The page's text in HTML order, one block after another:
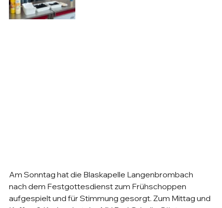
Am Sonntag hat die Blaskapelle Langenbrombach
nach dem Festgottesdienst zum Frühschoppen
aufgespielt und für Stimmung gesorgt. Zum Mittag und